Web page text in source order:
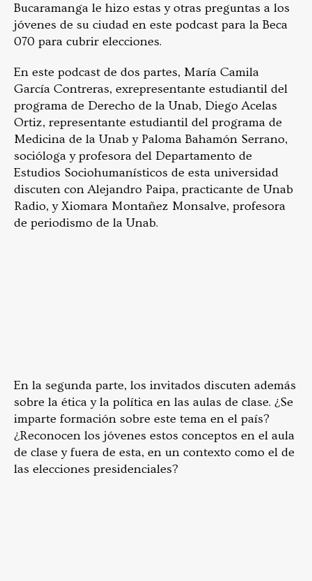
Bucaramanga le hizo estas y otras preguntas a los
jóvenes de su ciudad en este podcast para la Beca
070 para cubrir elecciones.
En este podcast de dos partes, María Camila
García Contreras, exrepresentante estudiantil del
programa de Derecho de la Unab, Diego Acelas
Ortiz, representante estudiantil del programa de
Medicina de la Unab y Paloma Bahamón Serrano,
socióloga y profesora del Departamento de
Estudios Sociohumanísticos de esta universidad
discuten con Alejandro Paipa, practicante de Unab
Radio, y Xiomara Montañez Monsalve, profesora
de periodismo de la Unab.
En la segunda parte, los invitados discuten además
sobre la ética y la política en las aulas de clase. ¿Se
imparte formación sobre este tema en el país?
¿Reconocen los jóvenes estos conceptos en el aula
de clase y fuera de esta, en un contexto como el de
las elecciones presidenciales?